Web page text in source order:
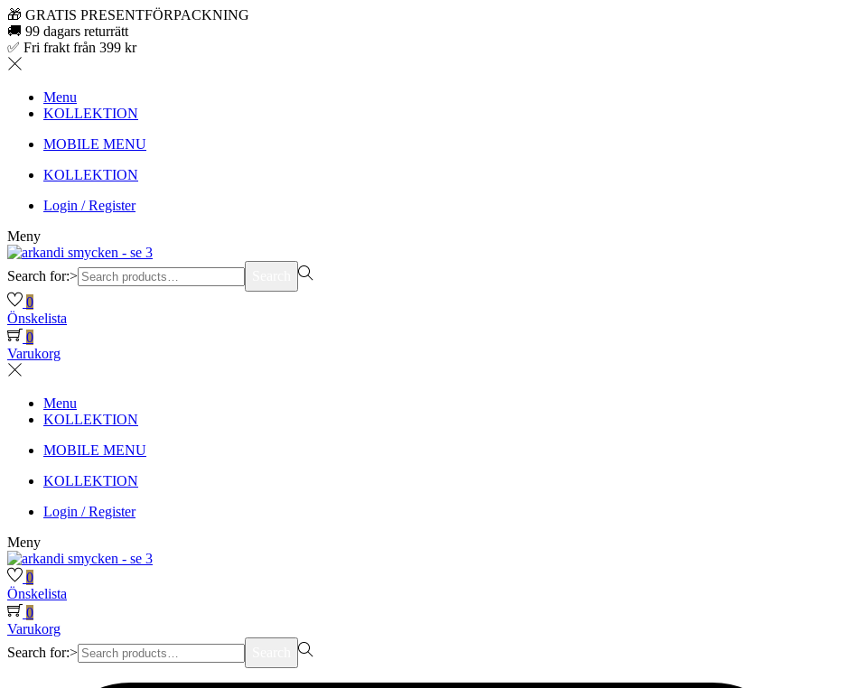
🎁 GRATIS PRESENTFÖRPACKNING
🚚 99 dagars returrätt
✅ Fri frakt från 399 kr
Menu
KOLLEKTION
MOBILE MENU
KOLLEKTION
Login / Register
Meny
Search for:>
0
Önskelista
0
Varukorg
Menu
KOLLEKTION
MOBILE MENU
KOLLEKTION
Login / Register
Meny
0
Önskelista
0
Varukorg
Search for:>